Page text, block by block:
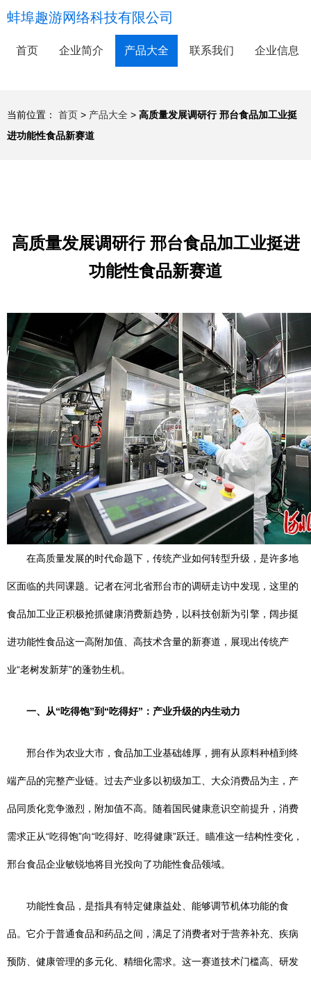
蚌埠趣游网络科技有限公司
首页 企业简介 产品大全 联系我们 企业信息
当前位置： 首页 > 产品大全 > 高质量发展调研行 邢台食品加工业挺
进功能性食品新赛道
高质量发展调研行 邢台食品加工业挺进
功能性食品新赛道
在高质量发展的时代命题下，传统产业如何转型升级，是许多地
区面临的共同课题。记者在河北省邢台市的调研走访中发现，这里的
食品加工业正积极抢抓健康消费新趋势，以科技创新为引擎，阔步挺
进功能性食品这一高附加值、高技术含量的新赛道，展现出传统产
业“老树发新芽”的蓬勃生机。
一、从“吃得饱”到“吃得好”：产业升级的内生动力
邢台作为农业大市，食品加工业基础雄厚，拥有从原料种植到终
端产品的完整产业链。过去产业多以初级加工、大众消费品为主，产
品同质化竞争激烈，附加值不高。随着国民健康意识空前提升，消费
需求正从“吃得饱”向“吃得好、吃得健康”跃迁。瞄准这一结构性变化，
邢台食品企业敏锐地将目光投向了功能性食品领域。
功能性食品，是指具有特定健康益处、能够调节机体功能的食
品。它介于普通食品和药品之间，满足了消费者对于营养补充、疾病
预防、健康管理的多元化、精细化需求。这一赛道技术门槛高、研发